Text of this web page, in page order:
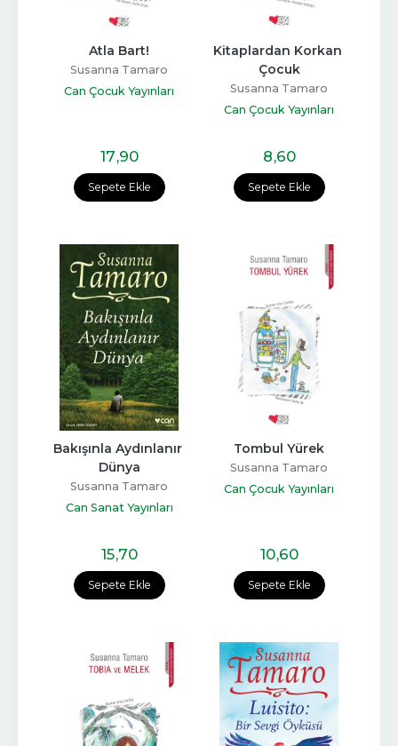
Sepete Ekle
Atla Bart!
Susanna Tamaro
Can Çocuk Yayınları
17,90
Sepete Ekle
Kitaplardan Korkan
Çocuk
Susanna Tamaro
Can Çocuk Yayınları
8,60
Sepete Ekle
Bakışınla Aydınlanır
Dünya
Susanna Tamaro
Can Sanat Yayınları
15,70
Sepete Ekle
Tombul Yürek
Susanna Tamaro
Can Çocuk Yayınları
10,60